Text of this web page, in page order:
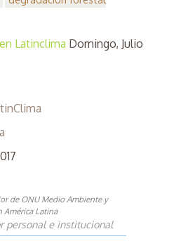
Latinclima Domingo, Julio
de ONU Medio Ambiente y
América Latina
personal e institucional